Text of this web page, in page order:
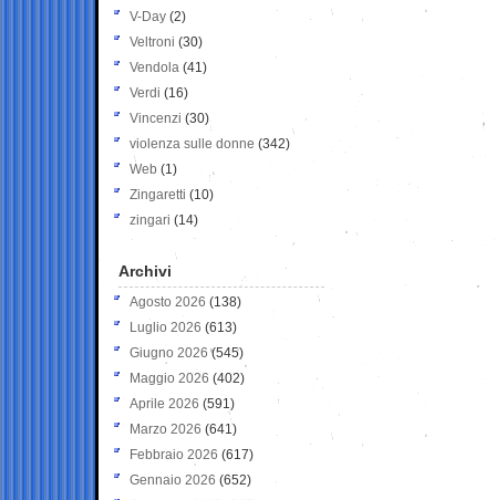
V-Day (2)
Veltroni (30)
Vendola (41)
Verdi (16)
Vincenzi (30)
violenza sulle donne (342)
Web (1)
Zingaretti (10)
zingari (14)
Archivi
Agosto 2026 (138)
Luglio 2026 (613)
Giugno 2026 (545)
Maggio 2026 (402)
Aprile 2026 (591)
Marzo 2026 (641)
Febbraio 2026 (617)
Gennaio 2026 (652)